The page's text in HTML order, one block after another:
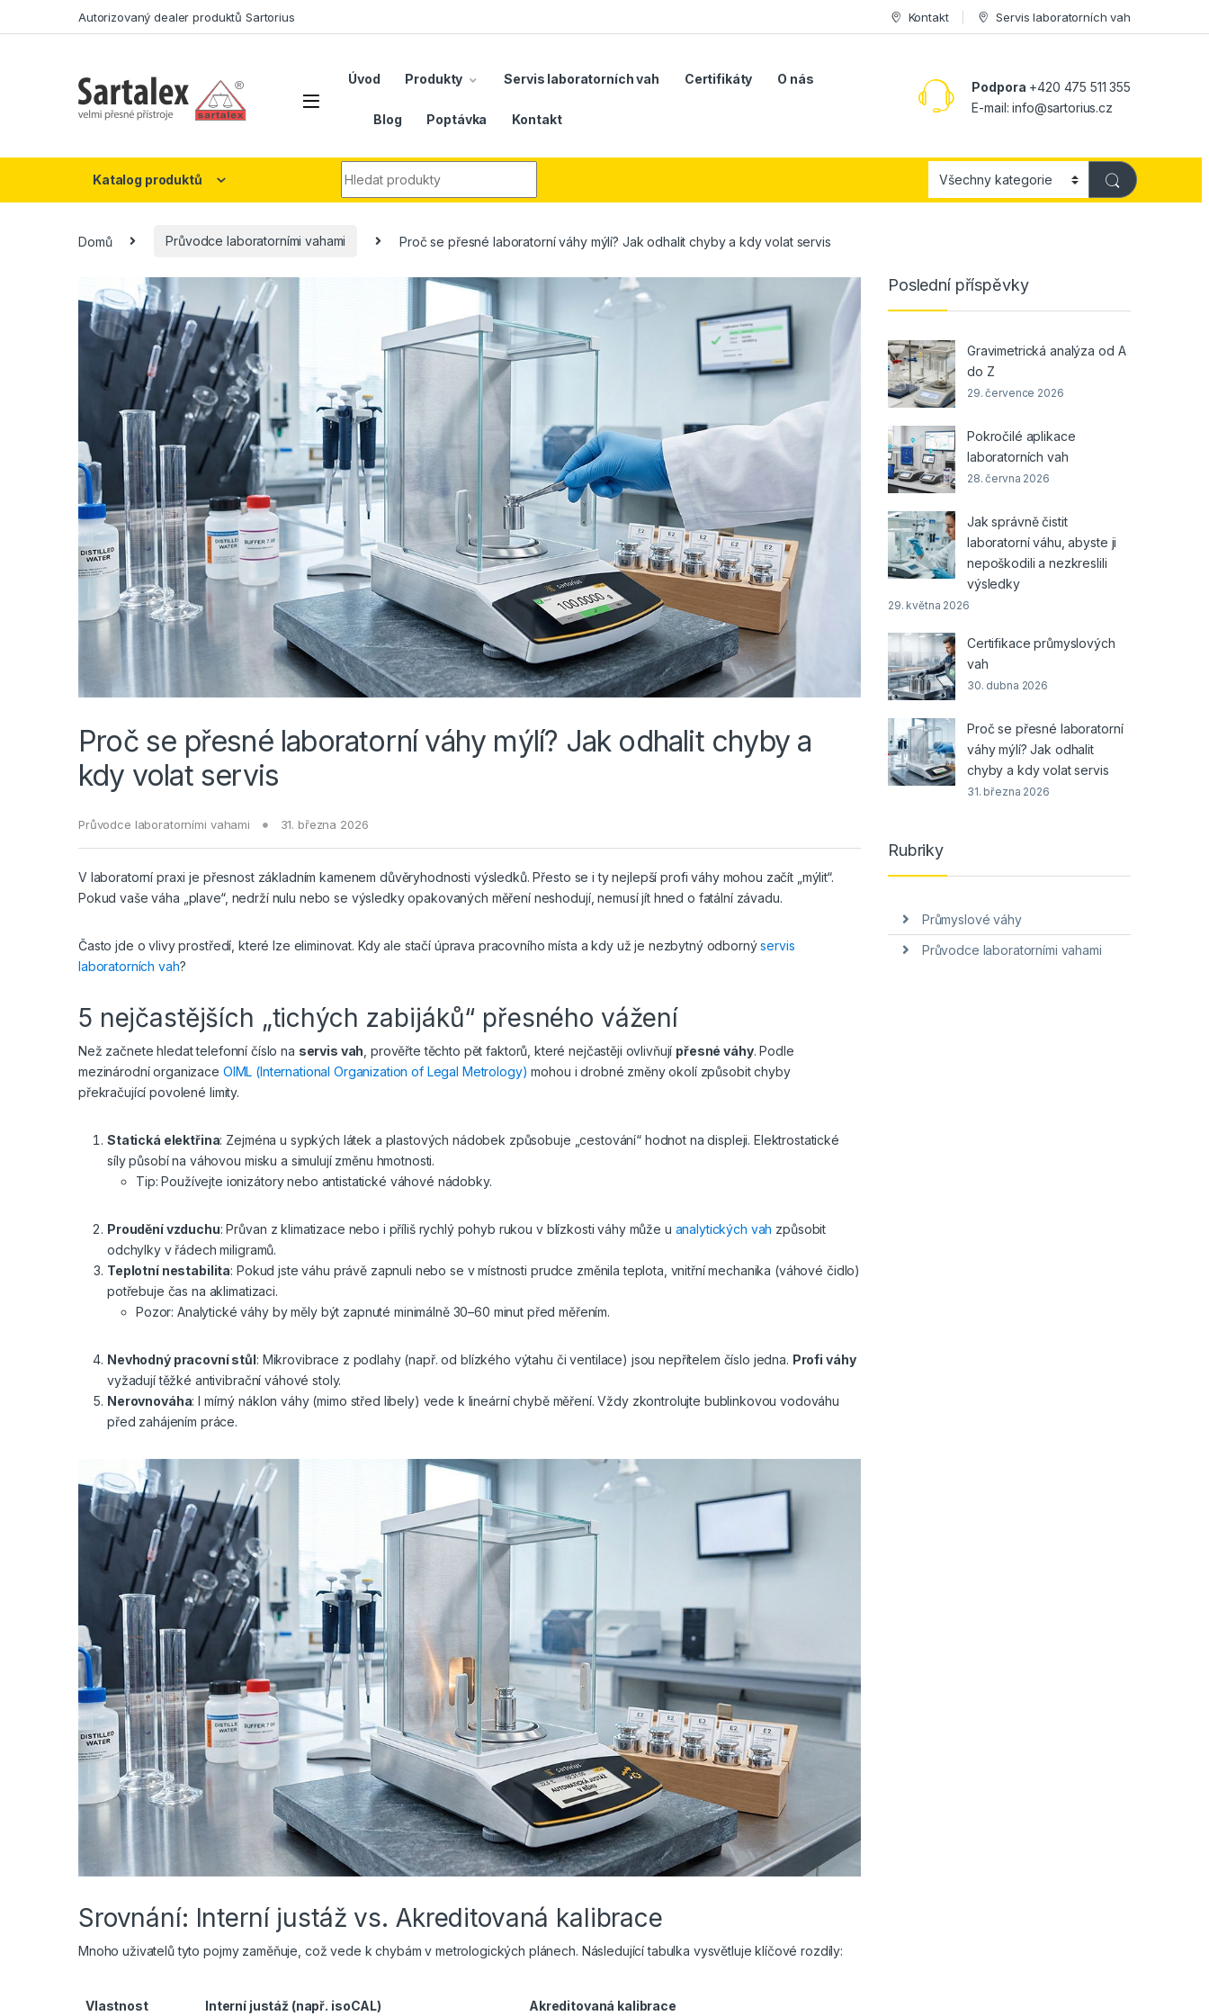
Autorizovaný dealer produktů Sartorius Kontakt Servis laboratorních vah
Úvod Produkty Servis laboratorních vah Certifikáty O nás
Blog Poptávka Kontakt
Podpora +420 475 511 355
E-mail:info@sartorius.cz
Katalog produktů
Domů Průvodce laboratorními vahami Proč se přesné laboratorní váhy mýlí? Jak odhalit chyby a kdy volat servis
Proč se přesné laboratorní váhy mýlí? Jak odhalit chyby a
kdy volat servis
Průvodce laboratorními vahami 31. března 2026
V laboratorní praxi je přesnost základním kamenem důvěryhodnosti výsledků. Přesto se i ty nejlepší profi váhy mohou začít „mýlit“.
Pokud vaše váha „plave“, nedrží nulu nebo se výsledky opakovaných měření neshodují, nemusí jít hned o fatální závadu.
Často jde o vlivy prostředí, které lze eliminovat. Kdy ale stačí úprava pracovního místa a kdy už je nezbytný odbornýservis
laboratorních vah?
5 nejčastějších „tichých zabijáků“ přesného vážení
Než začnete hledat telefonní číslo na servis vah , prověřte těchto pět faktorů, které nejčastěji ovlivňují přesné váhy. Podle
mezinárodní organizace OIML (International Organization of Legal Metrology) mohou i drobné změny okolí způsobit chyby
překračující povolené limity.
Statická elektřina: Zejména u sypkých látek a plastových nádobek způsobuje „cestování“ hodnot na displeji. Elektrostatické
síly působí na váhovou misku a simulují změnu hmotnosti.
Tip: Používejte ionizátory nebo antistatické váhové nádobky.
Proudění vzduchu: Průvan z klimatizace nebo i příliš rychlý pohyb rukou v blízkosti váhy může u analytických vah způsobit
odchylky v řádech miligramů.
Teplotní nestabilita: Pokud jste váhu právě zapnuli nebo se v místnosti prudce změnila teplota, vnitřní mechanika (váhové čidlo)
potřebuje čas na aklimatizaci.
Pozor: Analytické váhy by měly být zapnuté minimálně 30–60 minut před měřením.
Nevhodný pracovní stůl: Mikrovibrace z podlahy (např. od blízkého výtahu či ventilace) jsou nepřítelem číslo jedna. Profi váhy
vyžadují těžké antivibrační váhové stoly.
Nerovnováha: I mírný náklon váhy (mimo střed libely) vede k lineární chybě měření. Vždy zkontrolujte bublinkovou vodováhu
před zahájením práce.
Srovnání: Interní justáž vs. Akreditovaná kalibrace
Mnoho uživatelů tyto pojmy zaměňuje, což vede k chybám v metrologických plánech. Následující tabulka vysvětluje klíčové rozdíly:
Vlastnost Interní justáž (např. isoCAL) Akreditovaná kalibrace
Poslední příspěvky
Gravimetrická analýza od A
do Z
29. července 2026
Pokročilé aplikace
laboratorních vah
28. června 2026
Jak správně čistit
laboratorní váhu, abyste ji
nepoškodili a nezkreslili
výsledky
29. května 2026
Certifikace průmyslových
vah
30. dubna 2026
Proč se přesné laboratorní
váhy mýlí? Jak odhalit
chyby a kdy volat servis
31. března 2026
Rubriky
Průmyslové váhy
Průvodce laboratorními vahami